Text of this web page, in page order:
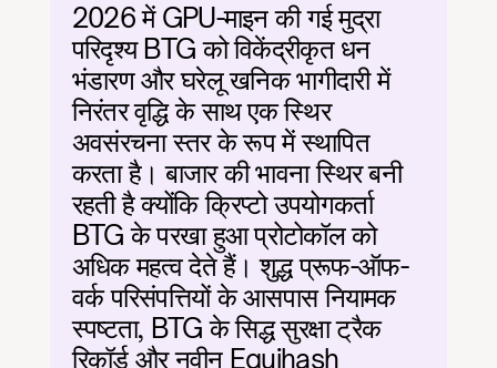
2026 में GPU-माइन की गई मुद्रा
परिदृश्य BTG को विकेंद्रीकृत धन
भंडारण और घरेलू खनिक भागीदारी में
निरंतर वृद्धि के साथ एक स्थिर
अवसंरचना स्तर के रूप में स्थापित
करता है। बाजार की भावना स्थिर बनी
रहती है क्योंकि क्रिप्टो उपयोगकर्ता
BTG के परखा हुआ प्रोटोकॉल को
अधिक महत्व देते हैं। शुद्ध प्रूफ-ऑफ-
वर्क परिसंपत्तियों के आसपास नियामक
स्पष्टता, BTG के सिद्ध सुरक्षा ट्रैक
रिकॉर्ड और नवीन Equihash